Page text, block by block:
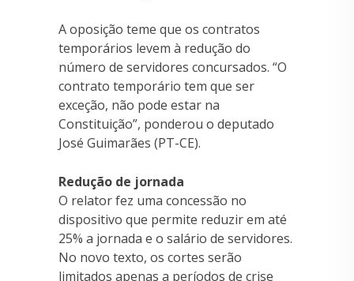
A oposição teme que os contratos
temporários levem à redução do
número de servidores concursados. “O
contrato temporário tem que ser
exceção, não pode estar na
Constituição”, ponderou o deputado
José Guimarães (PT-CE).
Redução de jornada
O relator fez uma concessão no
dispositivo que permite reduzir em até
25% a jornada e o salário de servidores.
No novo texto, os cortes serão
limitados apenas a períodos de crise